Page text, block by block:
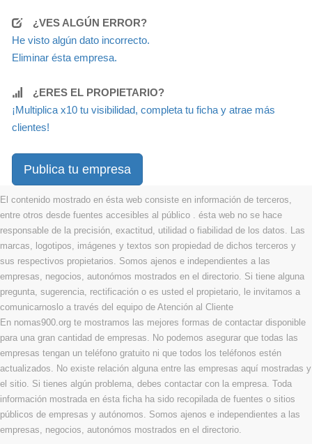
¿VES ALGÚN ERROR?
He visto algún dato incorrecto.
Eliminar ésta empresa.
¿ERES EL PROPIETARIO?
¡Multiplica x10 tu visibilidad, completa tu ficha y atrae más
clientes!
Publica tu empresa
El contenido mostrado en ésta web consiste en información de terceros,
entre otros desde fuentes accesibles al público . ésta web no se hace
responsable de la precisión, exactitud, utilidad o fiabilidad de los datos. Las
marcas, logotipos, imágenes y textos son propiedad de dichos terceros y
sus respectivos propietarios. Somos ajenos e independientes a las
empresas, negocios, autonómos mostrados en el directorio. Si tiene alguna
pregunta, sugerencia, rectificación o es usted el propietario, le invitamos a
comunicarnoslo a través del equipo de Atención al Cliente
En nomas900.org te mostramos las mejores formas de contactar disponible
para una gran cantidad de empresas. No podemos asegurar que todas las
empresas tengan un teléfono gratuito ni que todos los teléfonos estén
actualizados. No existe relación alguna entre las empresas aquí mostradas y
el sitio. Si tienes algún problema, debes contactar con la empresa. Toda
información mostrada en ésta ficha ha sido recopilada de fuentes o sitios
públicos de empresas y autónomos. Somos ajenos e independientes a las
empresas, negocios, autonómos mostrados en el directorio.